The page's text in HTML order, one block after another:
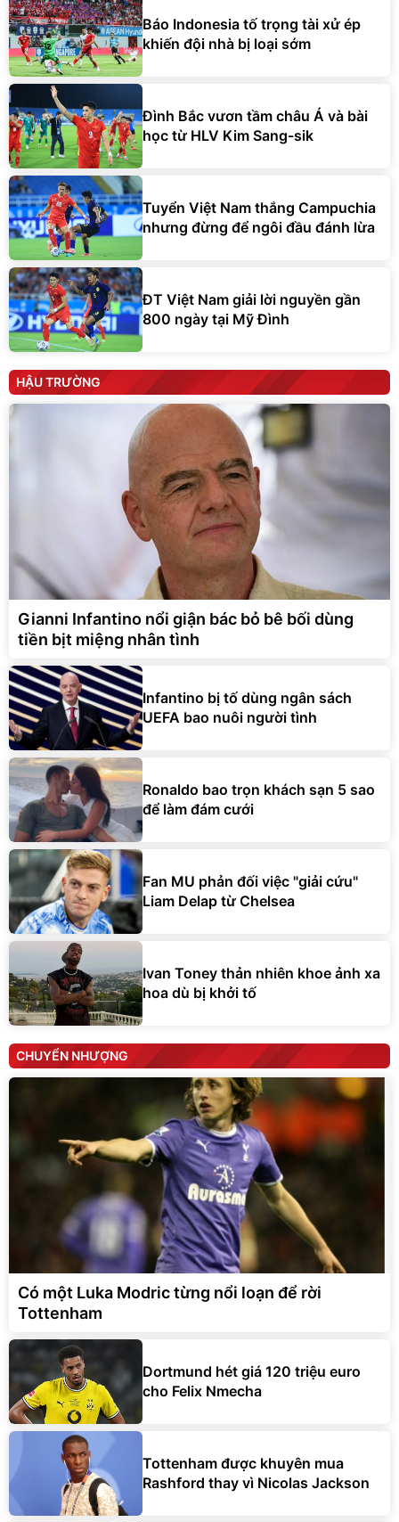
Báo Indonesia tố trọng tài xử ép
khiến đội nhà bị loại sớm
Đình Bắc vươn tầm châu Á và bài
học từ HLV Kim Sang-sik
Tuyển Việt Nam thắng Campuchia
nhưng đừng để ngôi đầu đánh lừa
ĐT Việt Nam giải lời nguyền gần
800 ngày tại Mỹ Đình
HẬU TRƯỜNG
Gianni Infantino nổi giận bác bỏ bê bối dùng
tiền bịt miệng nhân tình
Infantino bị tố dùng ngân sách
UEFA bao nuôi người tình
Ronaldo bao trọn khách sạn 5 sao
để làm đám cưới
Fan MU phản đối việc "giải cứu"
Liam Delap từ Chelsea
Ivan Toney thản nhiên khoe ảnh xa
hoa dù bị khởi tố
CHUYỂN NHƯỢNG
Có một Luka Modric từng nổi loạn để rời
Tottenham
Dortmund hét giá 120 triệu euro
cho Felix Nmecha
Tottenham được khuyên mua
Rashford thay vì Nicolas Jackson